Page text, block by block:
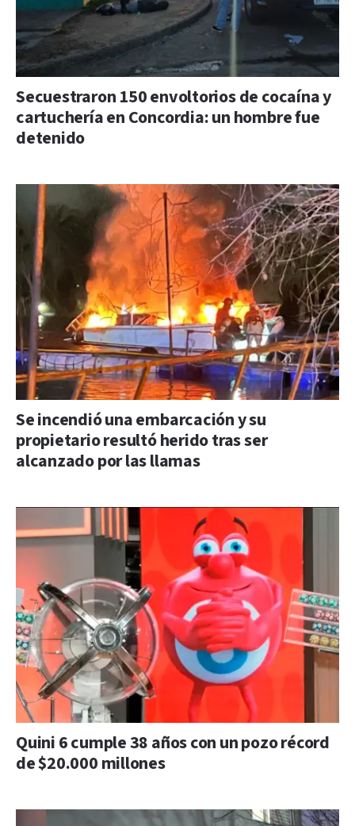
Secuestraron 150 envoltorios de cocaína y
cartuchería en Concordia: un hombre fue
detenido
Se incendió una embarcación y su
propietario resultó herido tras ser
alcanzado por las llamas
Quini 6 cumple 38 años con un pozo récord
de $20.000 millones